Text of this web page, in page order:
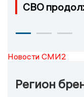
СВО
Новости СМИ2
Регион